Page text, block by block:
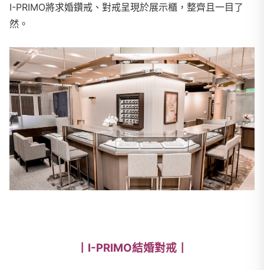
I-PRIMO將求婚鑽戒、對戒呈現於展示櫃，整齊且一目了
然。
丨I-PRIMO結婚對戒丨